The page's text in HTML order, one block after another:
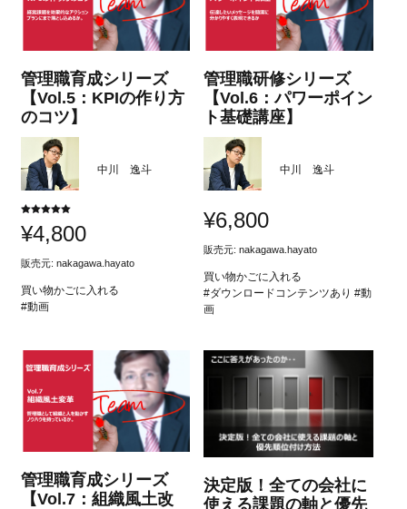
管理職育成シリーズ
【Vol.5：KPIの作り方
のコツ】
中川 逸斗
5.00
の評価
¥4,800
販売元: nakagawa.hayato
買い物かごに入れる
#動画
管理職研修シリーズ
【Vol.6：パワーポイン
ト基礎講座】
中川 逸斗
¥6,800
販売元:nakagawa.hayato
買い物かごに入れる
#ダウンロードコンテンツあり #動
画
管理職育成シリーズ
【Vol.7：組織風土改
決定版！全ての会社に
使える課題の軸と優先